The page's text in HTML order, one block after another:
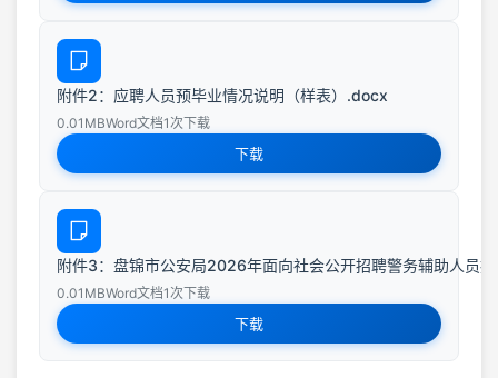
附件2：应聘人员预毕业情况说明（样表）.docx
0.01MBWord文档1次下载
下载
附件3：盘锦市公安局2026年面向社会公开招聘警务辅助人员
0.01MBWord文档1次下载
下载